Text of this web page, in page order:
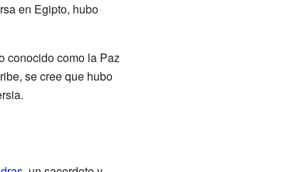
en Egipto, hubo
conocido como la Paz
se cree que hubo